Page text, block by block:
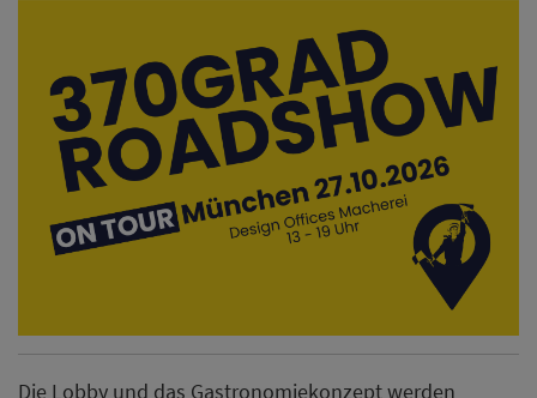
Die Lobby und das Gastronomiekonzept werden